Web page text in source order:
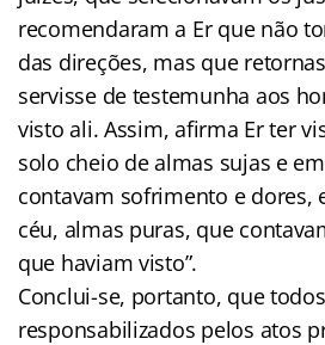
recomendaram a Er que não
das direções, mas que
servisse de testemunha aos
visto ali. Assim, afirma Er ter
solo cheio de almas sujas e
contavam sofrimento e dores,
céu, almas puras, que
que haviam visto”.
Conclui-se, portanto, que
responsabilizados pelos atos